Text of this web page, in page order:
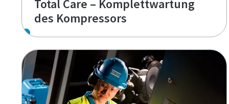
Total Care – Komplettwartung
des Kompressors